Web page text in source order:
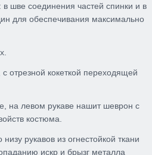
шве соединения частей спинки и в
для обеспечивания максимально
отрезной кокеткой переходящей
на левом рукаве нашит шеврон с
костюма.
рукавов из огнестойкой ткани
искр и брызг металла